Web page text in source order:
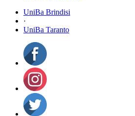
UniBa Brindisi
·
UniBa Taranto